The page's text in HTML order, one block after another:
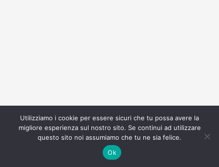
Utilizziamo i cookie per essere sicuri che tu possa avere la
migliore esperienza sul nostro sito. Se continui ad utilizzare
questo sito noi assumiamo che tu ne sia felice.
Ok